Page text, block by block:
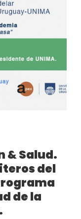
& Salud.
del
de la